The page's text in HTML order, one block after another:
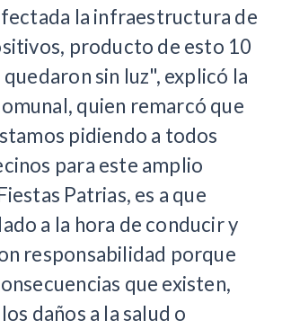
la infraestructura de
producto de esto 10
sin luz", explicó la
quien remarcó que
pidiendo a todos
para este amplio
Patrias, es a que
a la hora de conducir y
responsabilidad porque
que existen,
daños a la salud o